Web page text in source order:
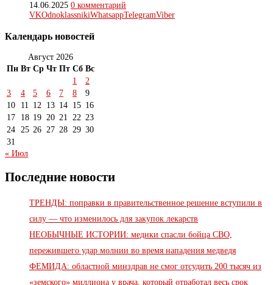
14.06.2025 0 комментарий
VKOdnoklassnikiWhatsappTelegramViber
Календарь новостей
Август 2026
Пн Вт Ср Чт Пт Сб Вс
1
2
3
4 5 6 7 8
9
10
11 12 13 14 15 16
17
18 19 20 21 22 23
24 25 26 27 28 29 30
31
« Июл
Последние новости
ТРЕНДЫ: поправки в правительственное решение вступили в
силу — что изменилось для закупок лекарств
НЕОБЫЧНЫЕ ИСТОРИИ: медики спасли бойца СВО,
пережившего удар молнии во время нападения медведя
ФЕМИДА: областной минздрав не смог отсудить 200 тысяч из
«земского» миллиона у врача, который отработал весь срок